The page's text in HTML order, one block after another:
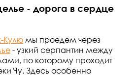
- дорога в сердце
Кулюмы проедем через
- узкий серпантин между
по которому проходит
Чу. Здесь особенно